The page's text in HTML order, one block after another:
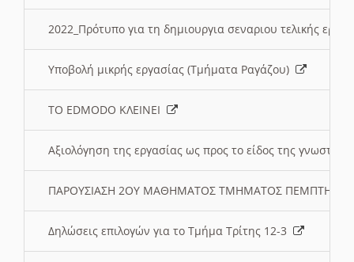
2022_Πρότυπο για τη δημιουργια σεναριου τελικής
Υποβολή μικρής εργασίας (Τμήματα Ραγάζου)
ΤΟ EDMODO ΚΛΕΙΝΕΙ
Αξιολόγηση της εργασίας ως προς το είδος της
ΠΑΡΟΥΣΙΑΣΗ 2ΟΥ ΜΑΘΗΜΑΤΟΣ ΤΜΗΜΑΤΟΣ
Δηλώσεις επιλογών για το Τμήμα Τρίτης 12-3